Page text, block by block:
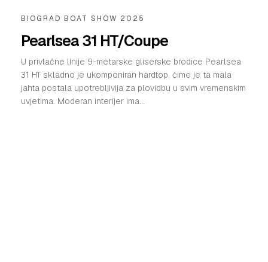
BIOGRAD BOAT SHOW 2025
Pearlsea 31 HT/Coupe
U privlačne linije 9-metarske gliserske brodice Pearlsea
31 HT skladno je ukomponiran hardtop, čime je ta mala
jahta postala upotrebljivija za plovidbu u svim vremenskim
uvjetima. Moderan interijer ima...